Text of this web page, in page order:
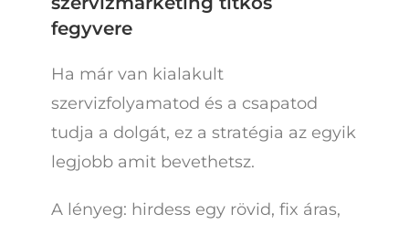
fegyvere
Ha már van kialakult
szervizfolyamatod és a csapatod
tudja a dolgát, ez a stratégia az egyik
legjobb amit bevethetsz.
A lényeg: hirdess egy rövid, fix áras,